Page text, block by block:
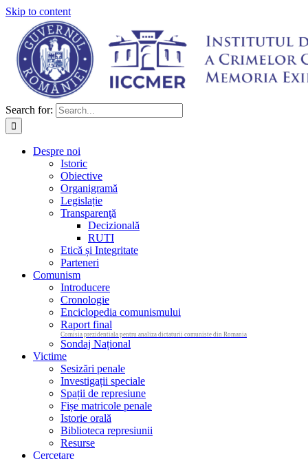
Skip to content
Search for:
Despre noi
Istoric
Obiective
Organigramă
Legislație
Transparenţă
Decizională
RUTI
Etică și Integritate
Parteneri
Comunism
Introducere
Cronologie
Enciclopedia comunismului
Raport final
Comisia prezidentiala pentru analiza dictaturii comuniste din Romania
Sondaj Național
Victime
Sesizări penale
Investigații speciale
Spații de represiune
Fișe matricole penale
Istorie orală
Biblioteca represiunii
Resurse
Cercetare